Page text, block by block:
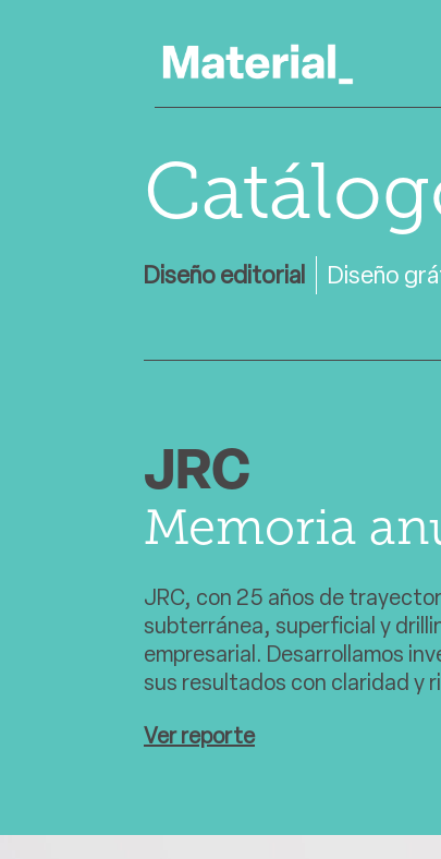
Diseño editorial Diseño
JRC
Memoria
JRC, con 25 años de
subterránea, superficial y
empresarial. Desarrollamos
sus resultados con claridad y
Ver reporte